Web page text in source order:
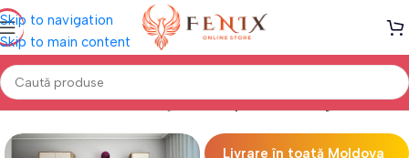
Skip to navigation
Skip to main content
Mobilă LIVING Seturi Living Mobilier perete si living (16мм PAL)
Livrare în toată Moldova